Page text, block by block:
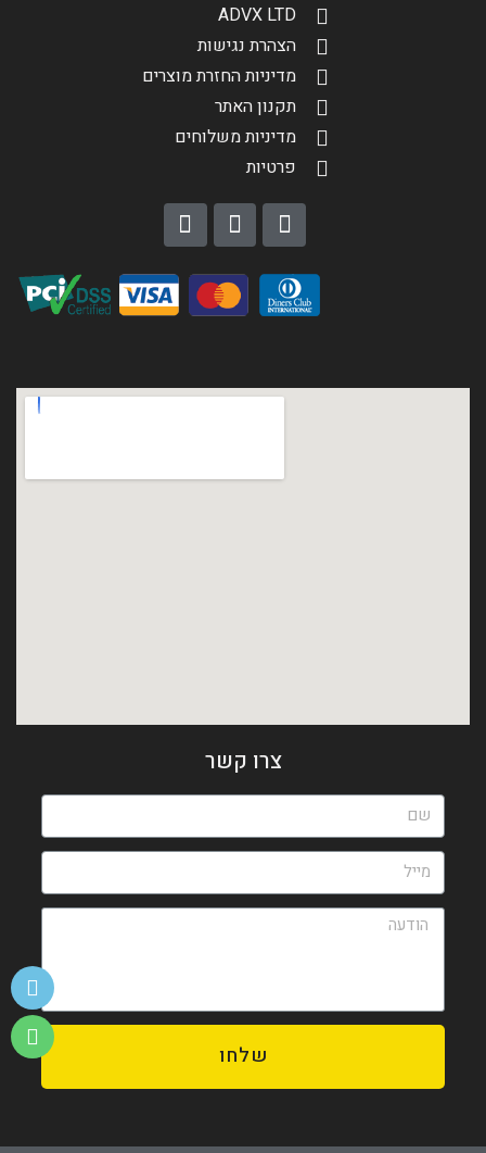
ADVX LTD
הצהרת נגישות
מדיניות החזרת מוצרים
תקנון האתר
מדיניות משלוחים
פרטיות
צרו קשר
שלחו